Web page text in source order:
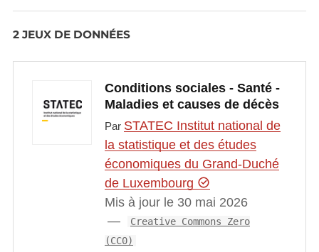
2 JEUX DE DONNÉES
Conditions sociales - Santé -
Maladies et causes de décès
Par STATEC Institut national de
la statistique et des études
économiques du Grand-Duché
de Luxembourg
Mis à jour le 30 mai 2026
Creative Commons Zero
(CC0)